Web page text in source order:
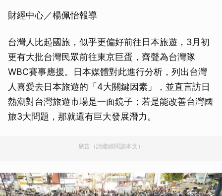
財經中心／楊佩怡報導
台灣人比起國旅，似乎更偏好前往日本旅遊，3月初
更有大批台灣民眾前往東京巨蛋，齊聲為台灣隊
WBC賽事應援。日本媒體對此進行分析，列出台灣
人喜愛去日本旅遊的「4大關鍵因素」，並直言訪日
熱潮對台灣旅遊市場是一面鏡子；若是能改善台灣國
旅3大問題，那就還有巨大發展潛力。
廣告（請繼續閱讀本文）